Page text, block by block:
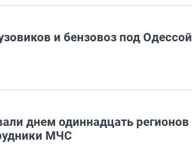
и бензовоз под Одессой
днем одиннадцать регионов
МЧС